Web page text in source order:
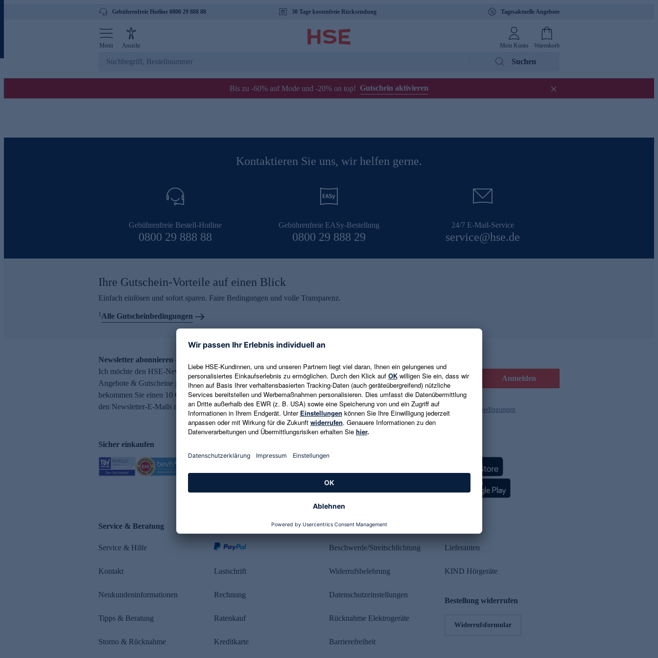
Gebührenfreie Hotline 0800 29 888 88 30 Tage kostenfreie Rücksendung Tagesaktuelle Angebote
Menü Ansicht Mein Konto Warenkorb
Suchen
Bis zu -60% auf Mode und -20% on top! Gutschein aktivieren
Kontaktieren Sie uns, wir helfen gerne.
Gebührenfreie Bestell-Hotline
0800 29 888 88
Gebührenfreie EASy-Bestellung
0800 29 888 29
24/7 E-Mail-Service
service@hse.de
Ihre Gutschein-Vorteile auf einen Blick
Einfach einlösen und sofort sparen. Faire Bedingungen und volle Transparenz.
1Alle Gutscheinbedingungen
Newsletter abonnieren – 10 € Gutschein erhalten
Ich möchte den HSE-Newsletter abonnieren und aktuelle Trends,
Angebote & Gutscheine per E-Mail erhalten. Als Dankeschön
bekommen Sie einen 10 € Gutschein. Eine Abmeldung ist jederzeit in
den Newsletter-E-Mails möglich.
E-Mail-Adresse eingeben Anmelden
Es gelten die Datenschutzrichtlinien und die Gutscheinbedingungen
Sicher einkaufen
Service & Beratung
Service & Hilfe
Kontakt
Neukundeninformationen
Tipps & Beratung
Storno & Rücknahme
Lastschrift
Rechnung
Ratenkauf
Kreditkarte
Rechtliches
Beschwerde/Streitschlichtung
Widerrufsbelehrung
Datenschutzeinstellungen
Rücknahme Elektrogeräte
Barrierefreiheit
Lieferanten
KIND Hörgeräte
Bestellung widerrufen
Widerrufsformular